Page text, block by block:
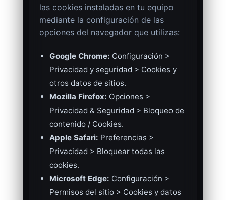
las cookies instaladas en tu equipo
mediante la configuración de las
opciones del navegador que utilizas:
Google Chrome: Configuración >
Privacidad y seguridad > Cookies y
otros datos de sitios.
Mozilla Firefox: Opciones >
Privacidad & Seguridad > Bloqueo de
contenido / Cookies.
Apple Safari: Preferencias >
Privacidad > Bloquear todas las
cookies.
Microsoft Edge: Configuración >
Permisos del sitio > Cookies y datos